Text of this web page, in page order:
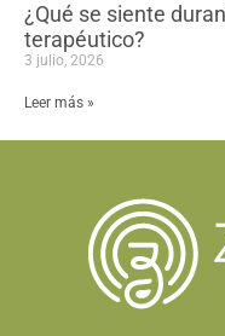
¿Qué se siente
terapéutico?
3 julio, 2026
Leer más »